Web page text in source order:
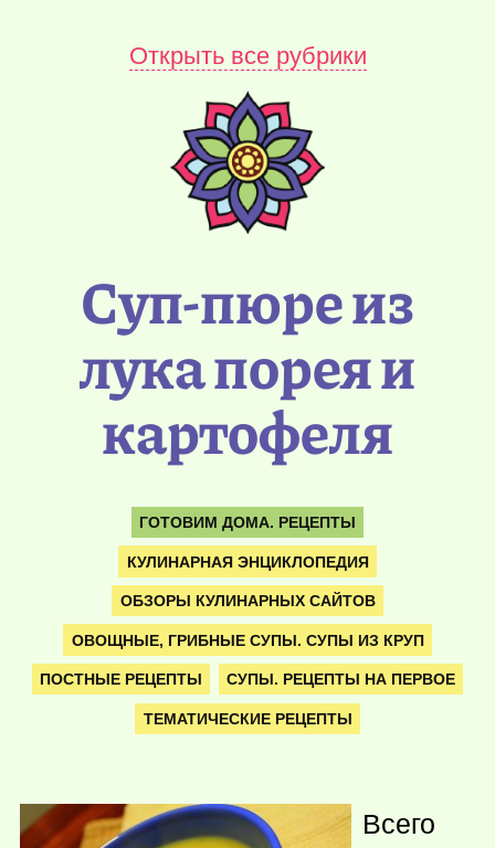
Открыть все рубрики
Суп-пюре из
лука порея и
картофеля
ГОТОВИМ ДОМА. РЕЦЕПТЫ
КУЛИНАРНАЯ ЭНЦИКЛОПЕДИЯ
ОБЗОРЫ КУЛИНАРНЫХ САЙТОВ
ОВОЩНЫЕ, ГРИБНЫЕ СУПЫ. СУПЫ ИЗ КРУП
ПОСТНЫЕ РЕЦЕПТЫ СУПЫ. РЕЦЕПТЫ НА ПЕРВОЕ
ТЕМАТИЧЕСКИЕ РЕЦЕПТЫ
Всего